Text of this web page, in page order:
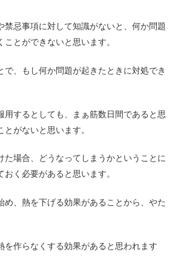
禁忌事項に対して知識がないと、何か問題
とができないと思います。
で、もし何か問題が起きたときに対処でき
用するとしても、まぁ筋数日間であると思
がないと思います。
た場合、どうなってしまうかということに
く必要があると思います。
め、熱を下げる効果があることから、やた
を作らなくする効果があると思われます